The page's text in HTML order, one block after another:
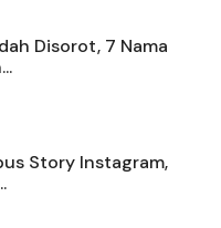
Disorot, 7 Nama
Story Instagram,